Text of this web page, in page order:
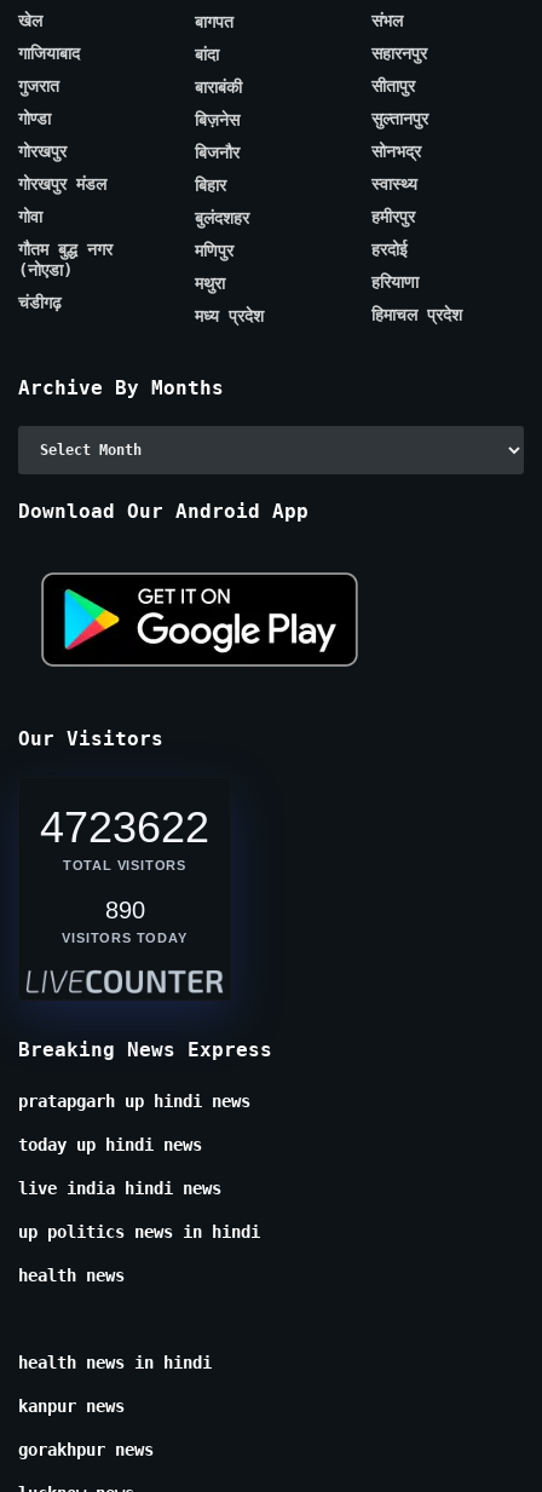
खेल
गाजियाबाद
गुजरात
गोण्डा
गोरखपुर
गोरखपुर मंडल
गोवा
गौतम बुद्ध नगर
(नोएडा)
चंडीगढ़
बागपत
बांदा
बाराबंकी
बिज़नेस
बिजनौर
बिहार
बुलंदशहर
मणिपुर
मथुरा
मध्य प्रदेश
संभल
सहारनपुर
सीतापुर
सुल्तानपुर
सोनभद्र
स्वास्थ्य
हमीरपुर
हरदोई
हरियाणा
हिमाचल प्रदेश
Archive By Months
Download Our Android App
Our Visitors
4723622
TOTAL VISITORS
890
VISITORS TODAY
Breaking News Express
pratapgarh up hindi news
today up hindi news
live india hindi news
up politics news in hindi
health news
health news in hindi
kanpur news
gorakhpur news